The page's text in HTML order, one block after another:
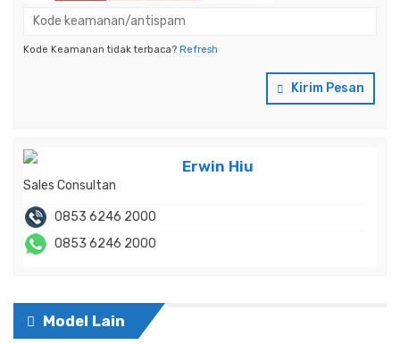
Kode Keamanan tidak terbaca? Refresh
Kirim Pesan
Erwin Hiu
Sales Consultan
0853 6246 2000
0853 6246 2000
Model Lain